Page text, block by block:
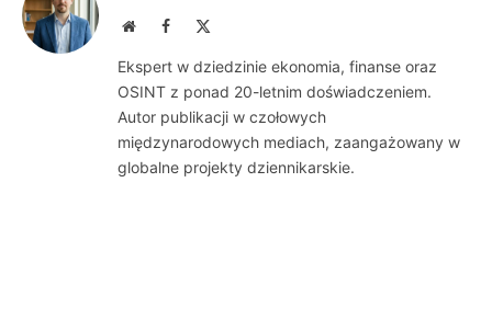
WebsiteFacebook
Ekspert w dziedzinie ekonomia, finanse oraz
OSINT z ponad 20-letnim doświadczeniem.
Autor publikacji w czołowych
międzynarodowych mediach, zaangażowany w
globalne projekty dziennikarskie.